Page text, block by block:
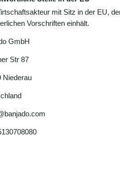
mit Sitz in der EU,
Vorschriften einhält.
GmbH
Str 87
Niederau